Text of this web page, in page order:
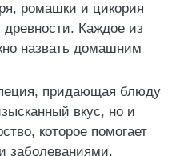
ромашки и цикория
Каждое из
назвать домашним
придающая блюду
вкус, но и
которое помогает
заболеваниями.